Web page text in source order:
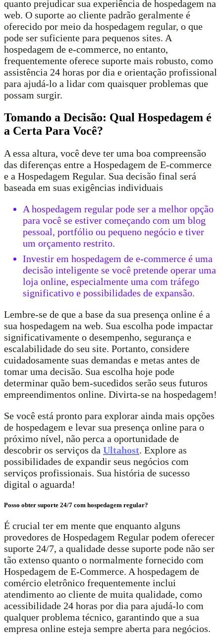
quanto prejudicar sua experiência de hospedagem na
web. O suporte ao cliente padrão geralmente é
oferecido por meio da hospedagem regular, o que
pode ser suficiente para pequenos sites. A
hospedagem de e-commerce, no entanto,
frequentemente oferece suporte mais robusto, como
assistência 24 horas por dia e orientação profissional
para ajudá-lo a lidar com quaisquer problemas que
possam surgir.
Tomando a Decisão: Qual Hospedagem é
a Certa Para Você?
A essa altura, você deve ter uma boa compreensão
das diferenças entre a Hospedagem de E-commerce
e a Hospedagem Regular. Sua decisão final será
baseada em suas exigências individuais
A hospedagem regular pode ser a melhor opção
para você se estiver começando com um blog
pessoal, portfólio ou pequeno negócio e tiver
um orçamento restrito.
Investir em hospedagem de e-commerce é uma
decisão inteligente se você pretende operar uma
loja online, especialmente uma com tráfego
significativo e possibilidades de expansão.
Lembre-se de que a base da sua presença online é a
sua hospedagem na web. Sua escolha pode impactar
significativamente o desempenho, segurança e
escalabilidade do seu site. Portanto, considere
cuidadosamente suas demandas e metas antes de
tomar uma decisão. Sua escolha hoje pode
determinar quão bem-sucedidos serão seus futuros
empreendimentos online. Divirta-se na hospedagem!
Se você está pronto para explorar ainda mais opções
de hospedagem e levar sua presença online para o
próximo nível, não perca a oportunidade de
descobrir os serviços da Ultahost. Explore as
possibilidades de expandir seus negócios com
serviços profissionais. Sua história de sucesso
digital o aguarda!
Posso obter suporte 24/7 com hospedagem regular?
É crucial ter em mente que enquanto alguns
provedores de Hospedagem Regular podem oferecer
suporte 24/7, a qualidade desse suporte pode não ser
tão extenso quanto o normalmente fornecido com
Hospedagem de E-Commerce. A hospedagem de
comércio eletrônico frequentemente inclui
atendimento ao cliente de muita qualidade, como
acessibilidade 24 horas por dia para ajudá-lo com
qualquer problema técnico, garantindo que a sua
empresa online esteja sempre aberta para negócios.